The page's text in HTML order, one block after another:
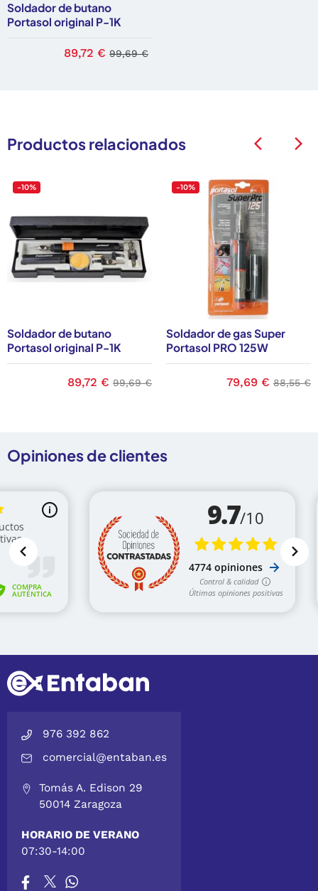
Soldador de butano
Portasol original P-1K
89,72 € 99,69 €
Productos relacionados
Soldador de butano
Portasol original P-1K
-10%
Precio
89,72 € Precio base
99,69 €
Soldador de gas Super
Portasol PRO 125W
-10%
Precio
79,69 € Precio
88,55 €
arrow_back_ios arrow_back_ios
Opiniones de clientes
976 392 862
comercial@entaban.es
Tomás A. Edison 29
50014 Zaragoza
HORARIO DE VERANO
07:30-14:00